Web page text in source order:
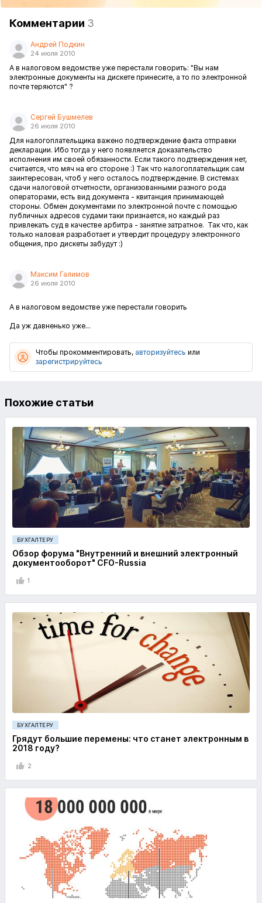
Комментарии 3
Андрей Подкин
24 июля 2010
А в налоговом ведомстве уже перестали говорить: "Вы нам
электронные документы на дискете принесите, а то по электронной
почте теряются" ?
Сергей Бушмелев
26 июля 2010
Для налогоплательщика важено подтверждение факта отправки
декларации. Ибо тогда у него появляется доказательство
исполнения им своей обязанности. Если такого подтверждения нет,
считается, что мяч на его стороне :) Так что налогоплательщик сам
заинтересован, чтоб у него осталось подтверждение. В системах
сдачи налоговой отчетности, организованными разного рода
операторами, есть вид документа - квитанция принимающей
стороны. Обмен документами по электронной почте с помощью
публичных адресов судами таки признается, но каждый раз
привлекать суд в качестве арбитра - занятие затратное. Так что, как
только наловая разработает и утвердит процедуру электронного
общения, про дискеты забудут :)
Максим Галимов
26 июля 2010
А в налоговом ведомстве уже перестали говорить
Да уж давненько уже...
Чтобы прокомментировать, авторизуйтесь или
зарегистрируйтесь
Похожие статьи
БУХГАЛТЕРУ
Обзор форума "Внутренний и внешний электронный
документооборот" CFO-Russia
1
БУХГАЛТЕРУ
Грядут большие перемены: что станет электронным в
2018 году?
2